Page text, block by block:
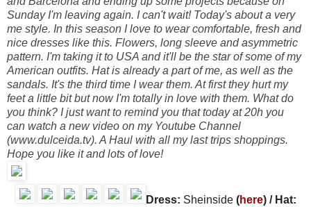
Sunday I'm leaving again. I can't wait! Today's about a very
me style. In this season I love to wear comfortable, fresh and
nice dresses like this. Flowers, long sleeve and asymmetric
pattern. I'm taking it to USA and it'll be the star of some of my
American outfits. Hat is already a part of me, as well as the
sandals. It's the third time I wear them. At first they hurt my
feet a little bit but now I'm totally in love with them. What do
you think? I just want to remind you that today at 20h you
can watch a new video on my Youtube Channel
(www.dulceida.tv). A Haul with all my last trips shoppings.
Hope you like it and lots of love!
Dress: Sheinside(here) / Hat: